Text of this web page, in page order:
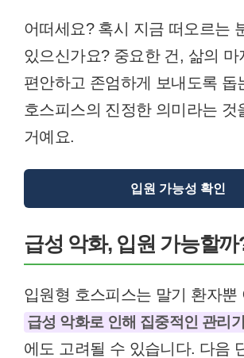
어떠세요? 혹시 지금 떠오르는
있으신가요? 중요한 건, 삶의 마
편안하고 존엄하게 보내도록 돕
호스피스의 진정한 의미라는 것
거예요.
입원 가능성 확인
급성 악화, 입원 가능할까
입원형 호스피스는 말기 환자뿐
급성 악화로 인해 집중적인 관리
에도 고려될 수 있습니다. 다음